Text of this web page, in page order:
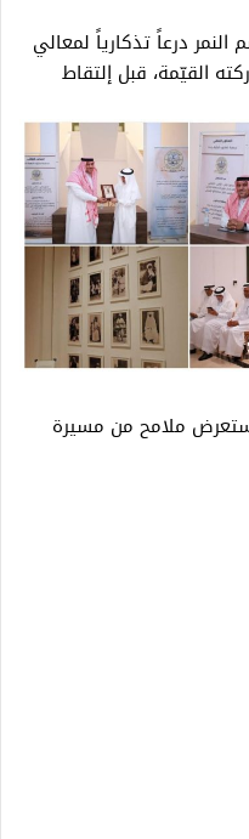
درعاً تذكارياً لمعالي
القيّمة، قبل إلتقاط
ملامح من مسيرة